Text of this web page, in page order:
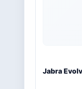
Jabra